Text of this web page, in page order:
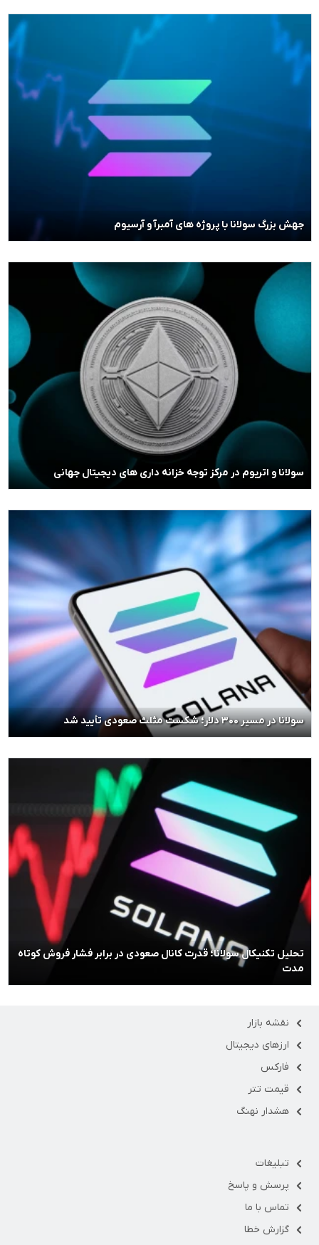
جهش بزرگ سولانا با پروژه های آمبرآ و آرسیوم
سولانا و اتریوم در مرکز توجه خزانه داری های دیجیتال جهانی
سولانا در مسیر ۳۰۰ دلار؛ شکست مثلث صعودی تأیید شد
تحلیل تکنیکال سولانا؛ قدرت کانال صعودی در برابر فشار فروش کوتاه
مدت
نقشه بازار
ارزهای دیجیتال
فارکس
قیمت تتر
هشدار نهنگ
تبلیغات
پرسش و پاسخ
تماس با ما
گزارش خطا